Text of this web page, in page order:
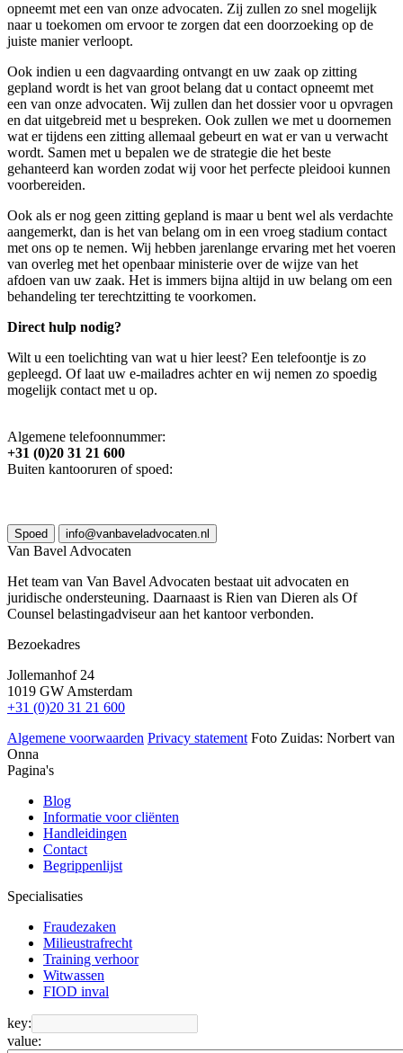
opneemt met een van onze advocaten. Zij zullen zo snel mogelijk
naar u toekomen om ervoor te zorgen dat een doorzoeking op de
juiste manier verloopt.
Ook indien u een dagvaarding ontvangt en uw zaak op zitting
gepland wordt is het van groot belang dat u contact opneemt met
een van onze advocaten. Wij zullen dan het dossier voor u opvragen
en dat uitgebreid met u bespreken. Ook zullen we met u doornemen
wat er tijdens een zitting allemaal gebeurt en wat er van u verwacht
wordt. Samen met u bepalen we de strategie die het beste
gehanteerd kan worden zodat wij voor het perfecte pleidooi kunnen
voorbereiden.
Ook als er nog geen zitting gepland is maar u bent wel als verdachte
aangemerkt, dan is het van belang om in een vroeg stadium contact
met ons op te nemen. Wij hebben jarenlange ervaring met het voeren
van overleg met het openbaar ministerie over de wijze van het
afdoen van uw zaak. Het is immers bijna altijd in uw belang om een
behandeling ter terechtzitting te voorkomen.
Direct hulp nodig?
Wilt u een toelichting van wat u hier leest? Een telefoontje is zo
gepleegd. Of laat uw e-mailadres achter en wij nemen zo spoedig
mogelijk contact met u op.
Algemene telefoonnummer:
+31 (0)20 31 21 600
Buiten kantooruren of spoed:
Spoed info@vanbaveladvocaten.nl
Van Bavel Advocaten
Het team van Van Bavel Advocaten bestaat uit advocaten en
juridische ondersteuning. Daarnaast is Rien van Dieren als Of
Counsel belastingadviseur aan het kantoor verbonden.
Bezoekadres
Jollemanhof 24
1019 GW Amsterdam
+31 (0)20 31 21 600
Algemene voorwaarden Privacy statement Foto Zuidas: Norbert van
Onna
Pagina's
Blog
Informatie voor cliënten
Handleidingen
Contact
Begrippenlijst
Specialisaties
Fraudezaken
Milieustrafrecht
Training verhoor
Witwassen
FIOD inval
key:
value: